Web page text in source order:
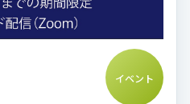
イベント